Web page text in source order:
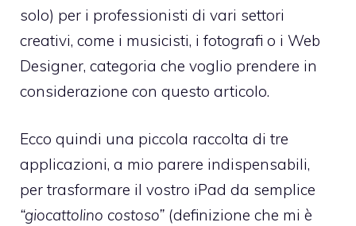
solo) per i professionisti di vari settori
creativi, come i musicisti, i fotografi o i Web
Designer, categoria che voglio prendere in
considerazione con questo articolo.
Ecco quindi una piccola raccolta di tre
applicazioni, a mio parere indispensabili,
per trasformare il vostro iPad da semplice
“giocattolino costoso” (definizione che mi è